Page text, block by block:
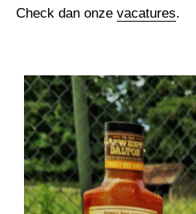
Check dan onze vacatures.